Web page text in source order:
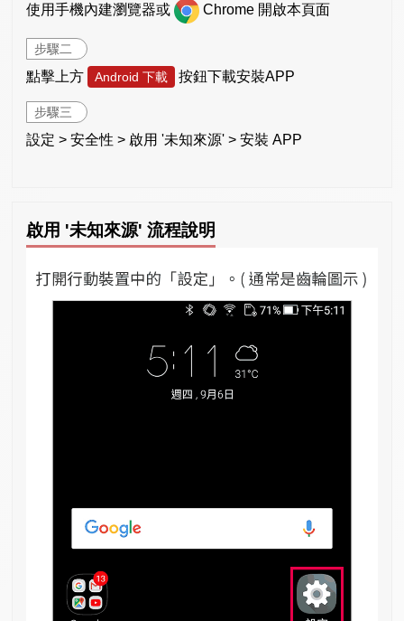
使用手機內建瀏覽器或 Chrome 開啟本頁面
步驟二
點擊上方 Android 下載 按鈕下載安裝APP
步驟三
設定 > 安全性 > 啟用 '未知來源' > 安裝 APP
啟用 '未知來源' 流程說明